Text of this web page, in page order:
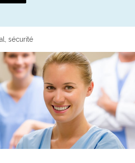
Doubs
Saône & Nord Franche-Comté
sécurité